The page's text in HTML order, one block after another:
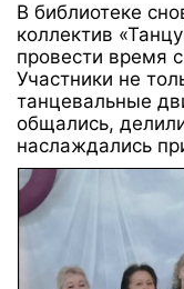
В библиотеке
коллектив
провести время
Участники не
танцевальные
общались,
наслаждались